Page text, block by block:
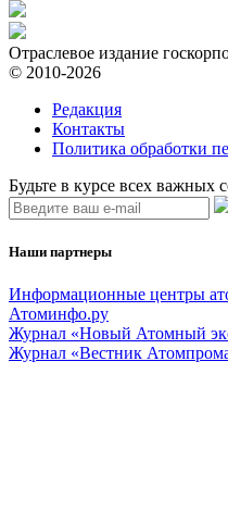
Отраслевое издание
© 2010-2026
Редакция
Контакты
Политика обработки
Будьте в курсе всех важных
Наши партнеры
Информационные центры
Атоминфо.ру
Журнал «Новый Атомный
Журнал «Вестник